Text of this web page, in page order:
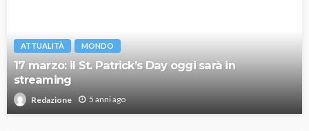
ATTUALITÀ MONDO
17 marzo: il St. Patrick’s Day oggi sarà in
streaming
Redazione 5 anni ago